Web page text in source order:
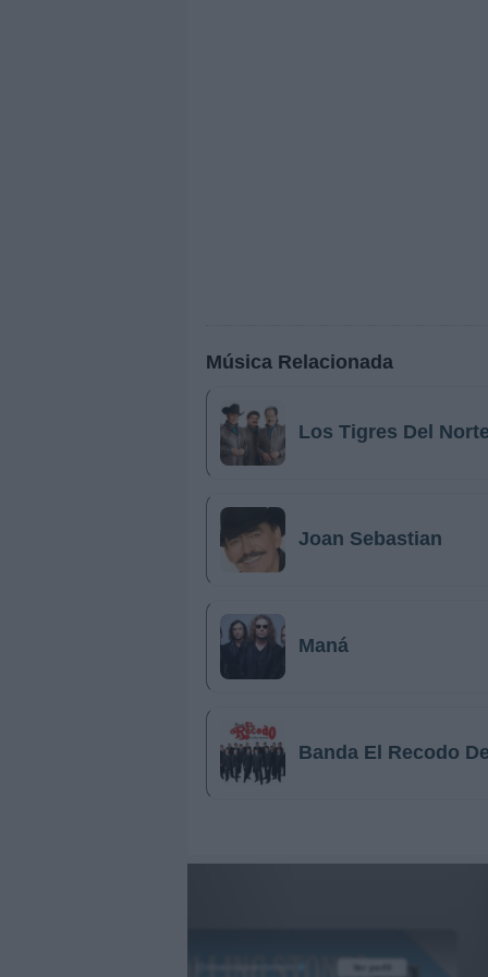
Música Relacionada
Los Tigres Del Norte
Joan Sebastian
Maná
Banda El Recodo